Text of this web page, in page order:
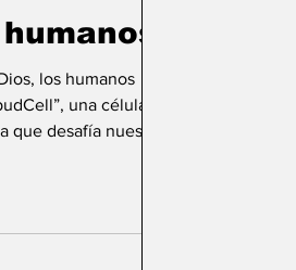
los humanos
una célula
desafía nuestras